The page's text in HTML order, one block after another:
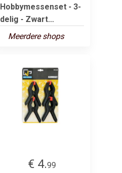
Hobbymessenset - 3-
delig - Zwart...
Meerdere shops
€ 4.99